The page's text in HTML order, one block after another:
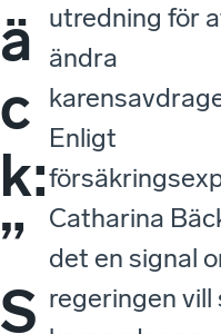
ä
c
k:
”
S
utredning för
ändra
Enligt
Catharina
det en signal
regeringen vill